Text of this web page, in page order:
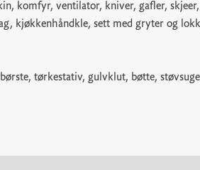
komfyr, ventilator, kniver, gafler,
kjøkkenhåndkle, sett med gryter og
tørkestativ, gulvklut, bøtte,